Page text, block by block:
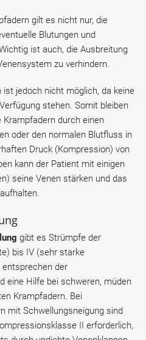
gilt es nicht nur, die
Blutungen und
ist auch, die Ausbreitung
zu verhindern.
ist jedoch nicht möglich, da keine
stehen. Somit bleiben
Krampfadern durch einen
oder den normalen Blutfluss in
Druck (Kompression) von
kann der Patient mit einigen
seine Venen stärken und das
gibt es Strümpfe der
bis IV (sehr starke
der
eine Hilfe bei schweren, müden
Krampfadern. Bei
mit Schwellungsneigung sind
II erforderlich,